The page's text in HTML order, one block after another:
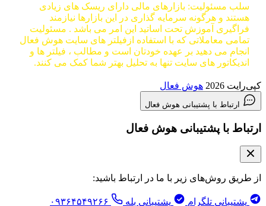
سلب مسئولیت: بازارهای مالی دارای ریسک های زیادی
هستند و هرگونه سرمایه گذاری در این بازارها نیازمند
فراگیری آموزش تحت اساتید این امر می باشد . مسئولیت
تمامی معاملاتی که با استفاده ازفیلتر های سایت هوش فعال
انجام می دهید بر عهده خودتان است و مطالب ، فیلتر ها و
اندیکاتور های سایت تنها به تحلیل بهتر شما کمک می کنند.
کپی‌رایت 2026 هوش فعال
ارتباط با پشتیبانی هوش فعال
ارتباط با پشتیبانی هوش فعال
از طریق روش‌های زیر با ما در ارتباط باشید:
پشتیبانی تلگرام پشتیبانی بله ۰۹۳۶۴۵۴۹۲۶۶